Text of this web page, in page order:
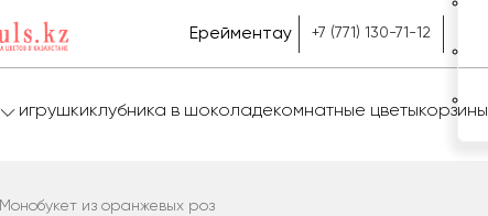
Ерейментау +7 (771) 130-71-12
игрушкиклубника в шоколадекомнатные цветыкорзины
Монобукет из оранжевых роз